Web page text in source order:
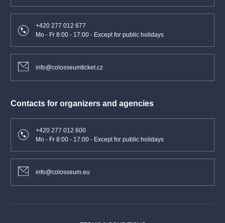
+420 277 012 677
Mo - Fr 8:00 - 17:00 - Except for public holidays
info@colosseumticket.cz
Contacts for organizers and agencies
+420 277 012 600
Mo - Fr 8:00 - 17:00 - Except for public holidays
info@colosseum.eu